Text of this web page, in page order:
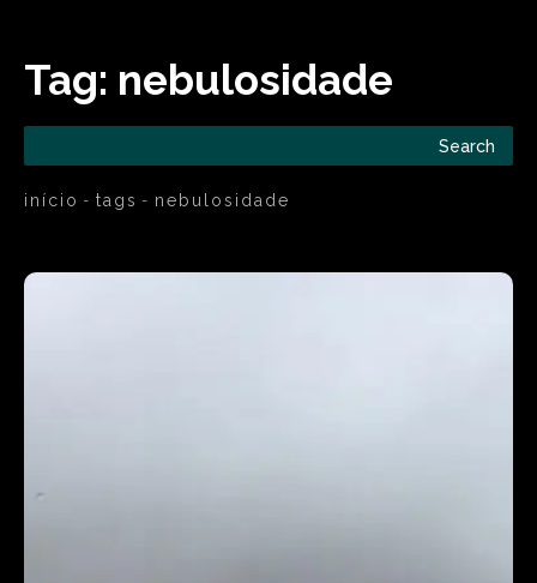
Tag: nebulosidade
Search
início tags nebulosidade